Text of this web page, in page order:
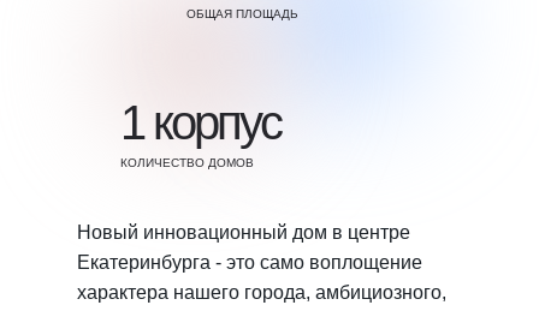
Новый инновационный дом в центре
Екатеринбурга - это само воплощение
характера нашего города, амбициозного,
1 корпус
КОЛИЧЕСТВО ДОМОВ
ОБЩАЯ ПЛОЩАДЬ